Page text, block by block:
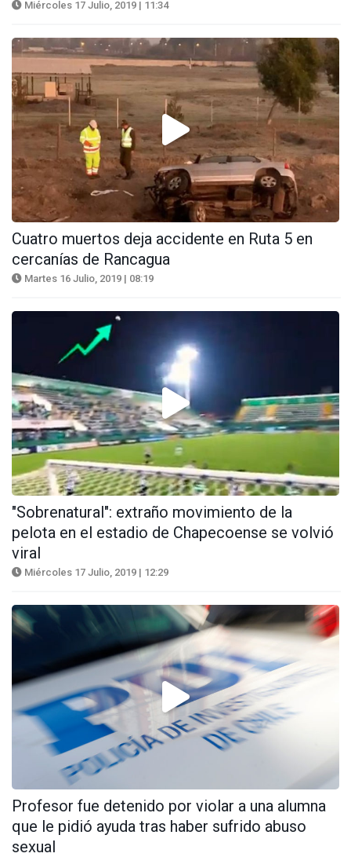
Miércoles 17 Julio, 2019 | 11:34
Cuatro muertos deja accidente en Ruta 5 en
cercanías de Rancagua
Martes 16 Julio, 2019 | 08:19
"Sobrenatural": extraño movimiento de la
pelota en el estadio de Chapecoense se volvió
viral
Miércoles 17 Julio, 2019 | 12:29
Profesor fue detenido por violar a una alumna
que le pidió ayuda tras haber sufrido abuso
sexual